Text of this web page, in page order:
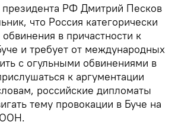
президента РФ Дмитрий Песков
что Россия категорически
в причастности к
и требует от международных
с огульными обвинениями в
к аргументации
российские дипломаты
тему провокации в Буче на
ООН.